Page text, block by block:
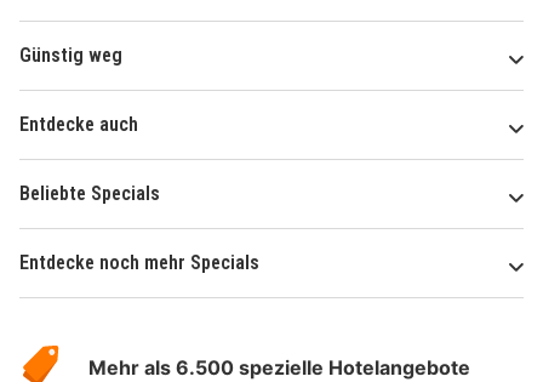
Günstig weg
Entdecke auch
Beliebte Specials
Entdecke noch mehr Specials
Hotelspecials
Mehr als 6.500 spezielle Hotelangebote